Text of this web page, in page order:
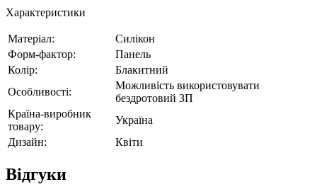
Характеристики
Матеріал:
Силікон
Форм-фактор:
Панель
Колір:
Блакитний
Особливості:
Можливість використовувати
бездротовий ЗП
Країна-виробник
товару:
Україна
Дизайн:
Квіти
Відгуки